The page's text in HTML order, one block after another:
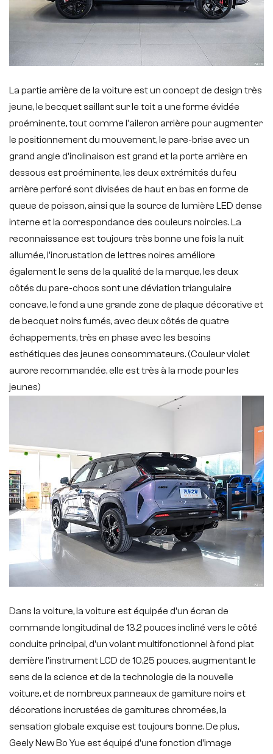
La partie arrière de la voiture est un concept de design très
jeune, le becquet saillant sur le toit a une forme évidée
proéminente, tout comme l'aileron arrière pour augmenter
le positionnement du mouvement, le pare-brise avec un
grand angle d'inclinaison est grand et la porte arrière en
dessous est proéminente, les deux extrémités du feu
arrière perforé sont divisées de haut en bas en forme de
queue de poisson, ainsi que la source de lumière LED dense
interne et la correspondance des couleurs noircies. La
reconnaissance est toujours très bonne une fois la nuit
allumée, l'incrustation de lettres noires améliore
également le sens de la qualité de la marque, les deux
côtés du pare-chocs sont une déviation triangulaire
concave, le fond a une grande zone de plaque décorative et
de becquet noirs fumés, avec deux côtés de quatre
échappements, très en phase avec les besoins
esthétiques des jeunes consommateurs. (Couleur violet
aurore recommandée, elle est très à la mode pour les
jeunes)
Dans la voiture, la voiture est équipée d'un écran de
commande longitudinal de 13,2 pouces incliné vers le côté
conduite principal, d'un volant multifonctionnel à fond plat
derrière l'instrument LCD de 10,25 pouces, augmentant le
sens de la science et de la technologie de la nouvelle
voiture, et de nombreux panneaux de garniture noirs et
décorations incrustées de garnitures chromées, la
sensation globale exquise est toujours bonne. De plus,
Geely New Bo Yue est équipé d'une fonction d'image